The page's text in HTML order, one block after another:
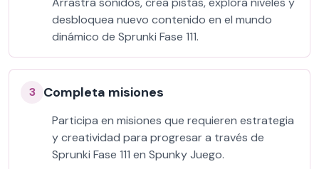
desbloquea nuevo contenido en el mundo
dinámico de Sprunki Fase 111.
3 Completa misiones
Participa en misiones que requieren estrategia
y creatividad para progresar a través de
Sprunki Fase 111 en Spunky Juego.